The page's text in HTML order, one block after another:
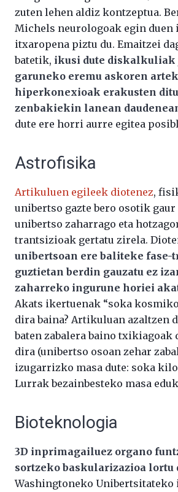
zuten lehen aldiz kontzeptua.
Michels neurologoak egin
itxaropena piztu du. Emaitzei
batetik, ikusi dute diskalkuliak
garuneko eremu askoren
hiperkonexioak erakusten
zenbakiekin lanean
dute ere horri aurre egitea
Astrofisika
Artikuluen egileek diotenez,
unibertso gazte bero osotik gaur
unibertso zaharrago eta
trantsizioak gertatu zirela.
unibertsoan ere baliteke fase-
guztietan berdin gauzatu ez
zaharreko ingurune horiei
Akats ikertuenak “soka
dira baina? Artikuluan azaltzen
baten zabalera baino txikiagoak
dira (unibertso osoan zehar
izugarrizko masa dute: soka
Lurrak bezainbesteko masa
Bioteknologia
3D inprimagailuez organo
sortzeko baskularizazioa lortu
Washingtoneko